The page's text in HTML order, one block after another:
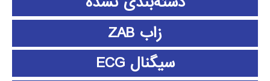
زاب ZAB
سیگنال ECG